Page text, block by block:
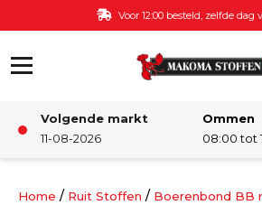
Ga naar de inhoud Voor 12:00 besteld, zelfde dag
Volgende markt
11-08-2026
Ommen
08:00 tot
Damesstoffen
Home / Ruit Stoffen / Boerenbond BB